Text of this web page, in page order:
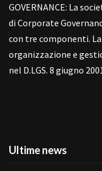
GOVERNANCE: La
di Corporate
con tre componenti.
organizzazione e
nel D.LGS. 8 giugno
Ultime news